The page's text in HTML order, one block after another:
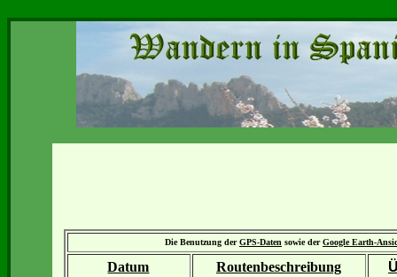
Die Benutzung derGPS-Daten sowie derGoogle Earth-
Datum Routenbeschreibung